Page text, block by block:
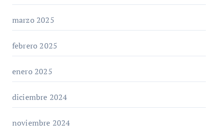
marzo 2025
febrero 2025
enero 2025
diciembre 2024
noviembre 2024